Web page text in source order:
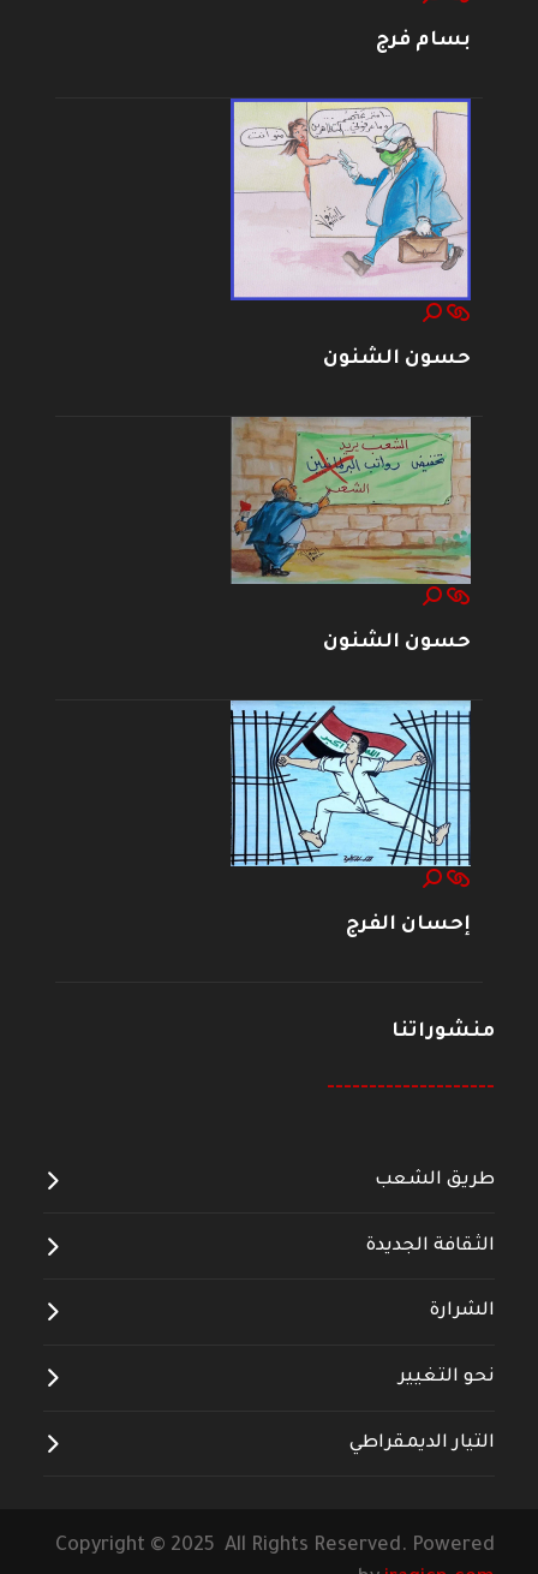
بسام فرج
حسون الشنون
حسون الشنون
إحسان الفرج
منشوراتنا
--------------------
طريق الشعب
الثقافة الجديدة
الشرارة
نحو التغيير
التيار الديمقراطي
Copyright © 2025 All Rights Reserved. Powered